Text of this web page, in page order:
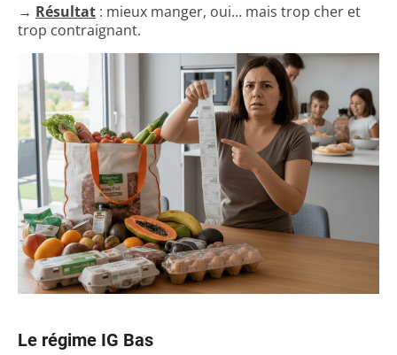
→ Résultat : mieux manger, oui… mais trop cher et
trop contraignant.
Le régime IG Bas